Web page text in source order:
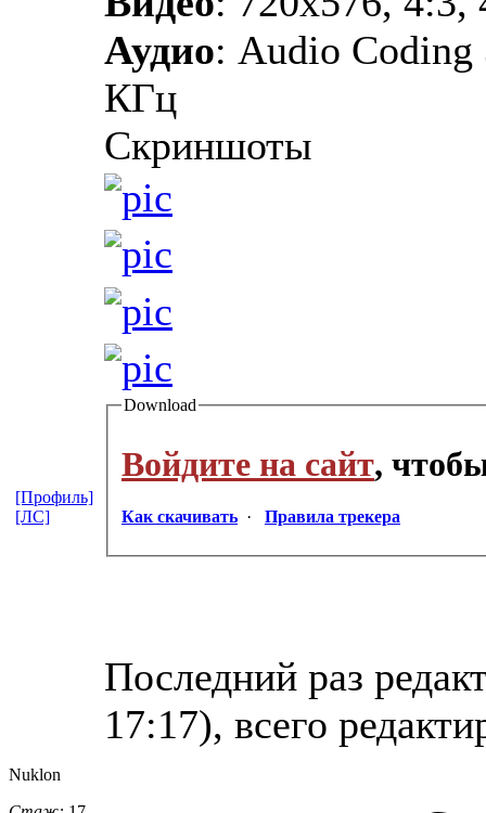
Аудио: Audio Coding
КГц
Скриншоты
Download
Войдите на сайт,
Как скачивать · Правила трекера
Последний раз
17:17), всего
[Профиль]
[ЛС]
Nuklon